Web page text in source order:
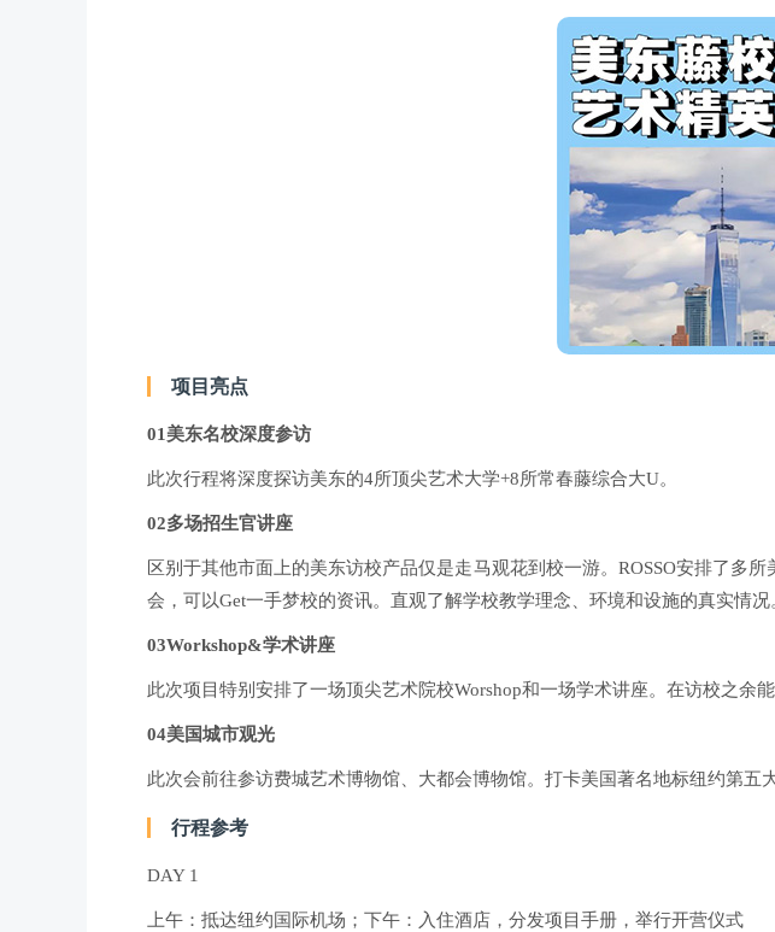
项目亮点
01美东名校深度参访
此次行程将深度探访美东的4所顶尖艺术大学+8所常春藤综合大U。
02多场招生官讲座
区别于其他市面上的美东访校产品仅是走马观花到校一游。ROSSO安排了多
会，可以Get一手梦校的资讯。直观了解学校教学理念、环境和设施的真实情况
03Workshop&学术讲座
此次项目特别安排了一场顶尖艺术院校Worshop和一场学术讲座。在访校之余
04美国城市观光
此次会前往参访费城艺术博物馆、大都会博物馆。打卡美国著名地标纽约第五
行程参考
DAY 1
上午：抵达纽约国际机场；下午：入住酒店，分发项目手册，举行开营仪式